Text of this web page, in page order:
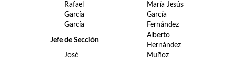
Rafael
García
García
Jefe de Sección
José
María Jesús
García
Fernández
Alberto
Hernández
Muñoz